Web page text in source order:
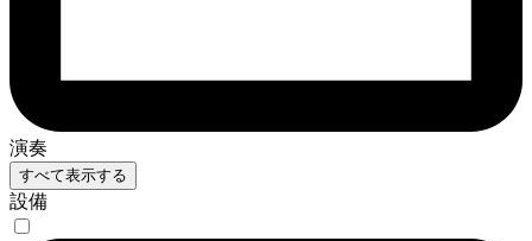
演奏
すべて表示する
設備